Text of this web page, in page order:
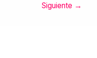
Siguiente →